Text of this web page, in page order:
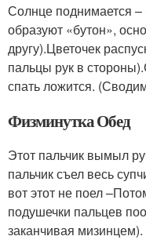
Солнце поднимается
образуют «бутон»,
другу).Цветочек
пальцы рук в
спать ложится.
Физминутка Обед
Этот пальчик вымыл
пальчик съел весь
вот этот не поел
подушечки пальцев
заканчивая мизинцем).